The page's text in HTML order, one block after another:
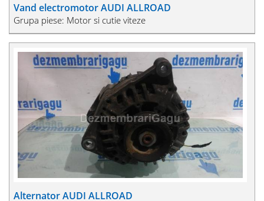
Vand electromotor AUDI ALLROAD
Grupa piese: Motor si cutie viteze
Alternator AUDI ALLROAD